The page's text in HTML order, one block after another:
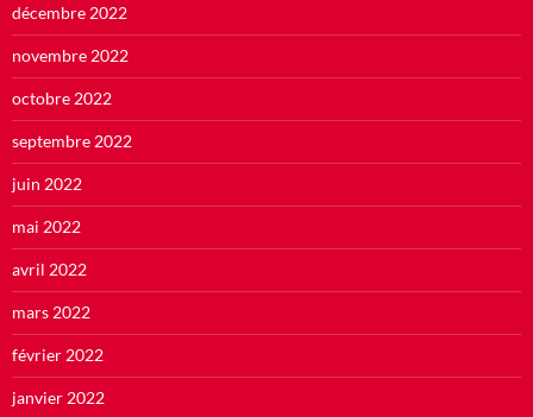
décembre 2022
novembre 2022
octobre 2022
septembre 2022
juin 2022
mai 2022
avril 2022
mars 2022
février 2022
janvier 2022